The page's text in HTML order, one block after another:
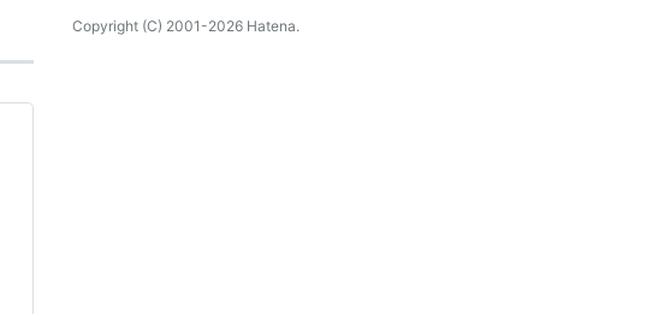
Copyright (C) 2001-2026 Hatena.